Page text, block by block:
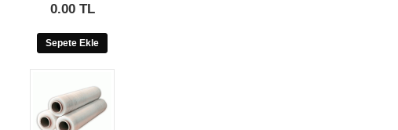
0.00 TL
Sepete Ekle